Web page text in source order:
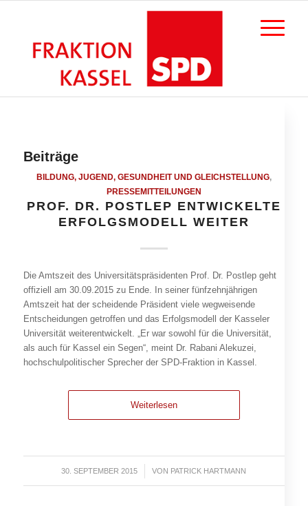
Beiträge
BILDUNG, JUGEND, GESUNDHEIT UND GLEICHSTELLUNG,
PRESSEMITTEILUNGEN
PROF. DR. POSTLEP ENTWICKELTE
ERFOLGSMODELL WEITER
Die Amtszeit des Universitätspräsidenten Prof. Dr. Postlep geht
offiziell am 30.09.2015 zu Ende. In seiner fünfzehnjährigen
Amtszeit hat der scheidende Präsident viele wegweisende
Entscheidungen getroffen und das Erfolgsmodell der Kasseler
Universität weiterentwickelt. „Er war sowohl für die Universität,
als auch für Kassel ein Segen“, meint Dr. Rabani Alekuzei,
hochschulpolitischer Sprecher der SPD-Fraktion in Kassel.
Weiterlesen
30. SEPTEMBER 2015
/ VON PATRICK HARTMANN